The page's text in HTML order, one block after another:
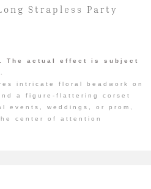
Strapless Party
The actual effect is subject
intricate floral beadwork on
a figure-flattering corset
events, weddings, or prom,
center of attention